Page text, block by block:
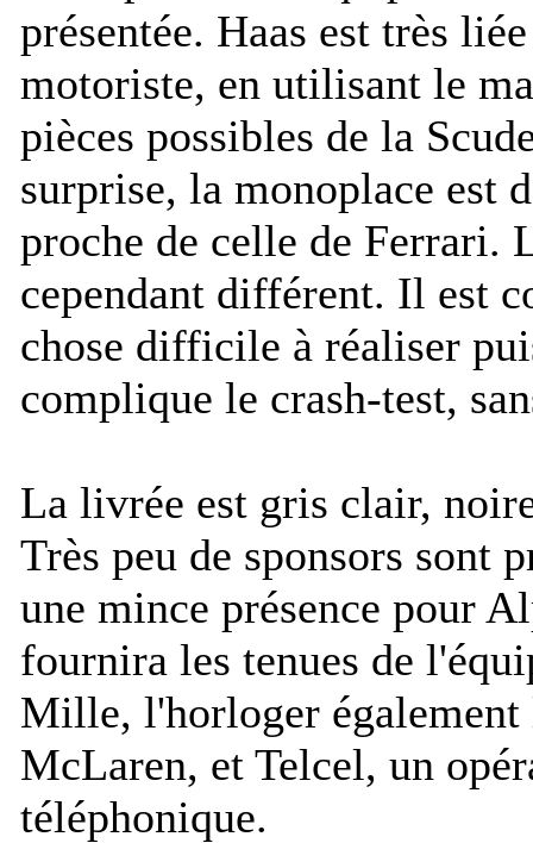
présentée. Haas est très
motoriste, en utilisant le
pièces possibles de la
surprise, la monoplace est
proche de celle de Ferrari.
cependant différent. Il est
chose difficile à réaliser
complique le crash-test,
La livrée est gris clair,
Très peu de sponsors sont
une mince présence pour
fournira les tenues de
Mille, l'horloger également
McLaren, et Telcel, un
téléphonique.